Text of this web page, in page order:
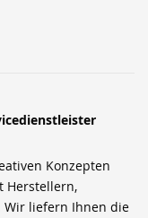
Konzepten
Herstellern,
liefern Ihnen die